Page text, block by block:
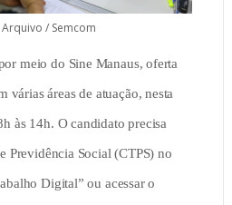
Arquivo / Semcom
meio do Sine Manaus, oferta
várias áreas de atuação, nesta
às 14h. O candidato precisa
Previdência Social (CTPS) no
Digital” ou acessar o